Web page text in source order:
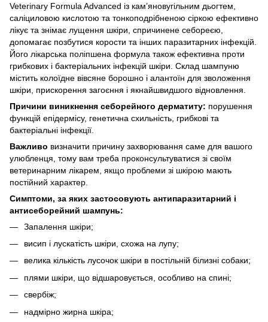
Veterinary Formula Advanced із кам’яновугільним дьогтем,
саліциловою кислотою та тонкоподрібненою сіркою ефективно
лікує та знімає лущення шкіри, спричинене себореєю,
допомагає позбутися корости та інших паразитарних інфекцій.
Його лікарська поліпшена формула також ефективна проти
грибкових і бактеріальних інфекцій шкіри. Склад шампуню
містить колоїдне вівсяне борошно і алантоїн для зволоження
шкіри, прискорення загоєння і якнайшвидшого відновлення.
Причини виникнення себорейного дерматиту: порушення
функцій епідермісу, генетична схильність, грибкові та
бактеріальні інфекції.
Важливо визначити причину захворювання саме для вашого
улюбленця, тому вам треба проконсультуватися зі своїм
ветеринарним лікарем, якщо проблеми зі шкірою мають
постійний характер.
Симптоми, за яких застосовують антипаразитарний і
антисеборейний шампунь:
Запалення шкіри;
висип і лускатість шкіри, схожа на лупу;
велика кількість лусочок шкіри в постільній білизні собаки;
плями шкіри, що відшаровується, особливо на спині;
свербіж;
надмірно жирна шкіра;